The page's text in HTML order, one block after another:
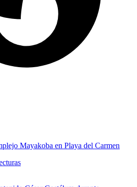
Mayakoba en Playa del Carmen